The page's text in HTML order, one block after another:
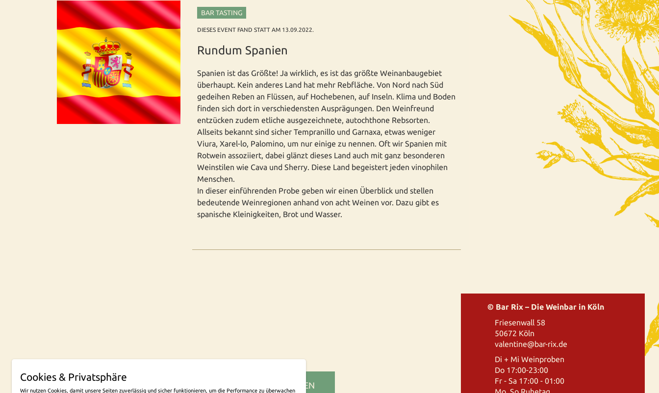
BAR TASTING
DIESES EVENT FAND STATT AM 13.09.2022.
Rundum Spanien
Spanien ist das Größte! Ja wirklich, es ist das größte Weinanbaugebiet
überhaupt. Kein anderes Land hat mehr Rebfläche. Von Nord nach Süd
gedeihen Reben an Flüssen, auf Hochebenen, auf Inseln. Klima und Boden
finden sich dort in verschiedensten Ausprägungen. Den Weinfreund
entzücken zudem etliche ausgezeichnete, autochthone Rebsorten.
Allseits bekannt sind sicher Tempranillo und Garnaxa, etwas weniger
Viura, Xarel-lo, Palomino, um nur einige zu nennen. Oft wir Spanien mit
Rotwein assoziiert, dabei glänzt dieses Land auch mit ganz besonderen
Weinstilen wie Cava und Sherry. Diese Land begeistert jeden vinophilen
Menschen.
In dieser einführenden Probe geben wir einen Überblick und stellen
bedeutende Weinregionen anhand von acht Weinen vor. Dazu gibt es
spanische Kleinigkeiten, Brot und Wasser.
NEWSLETTER ABONNIEREN
© Bar Rix – Die Weinbar in Köln
Friesenwall 58
50672 Köln
valentine@bar-rix.de
Di + Mi Weinproben
Do 17:00-23:00
Fr - Sa 17:00 - 01:00
Cookies & Privatsphäre
Wir nutzen Cookies, damit unsere Seiten zuverlässig und sicher funktionieren, um die Performance zu überwachen